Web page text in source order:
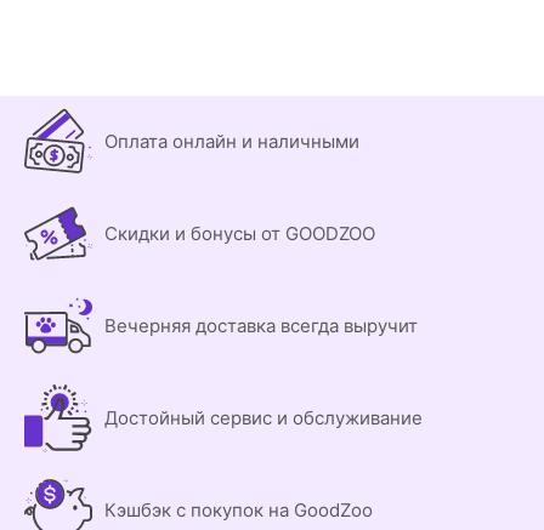
Оплата онлайн и наличными
Скидки и бонусы от GOODZOO
Вечерняя доставка всегда выручит
Достойный сервис и обслуживание
Кэшбэк с покупок на GoodZoo